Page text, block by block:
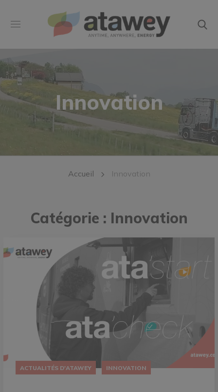
Innovation
Accueil Innovation
Catégorie : Innovation
ACTUALITÉS D'ATAWEY INNOVATION